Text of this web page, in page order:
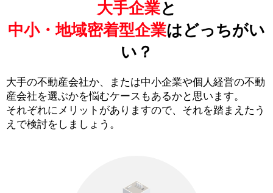
大手企業と
中小・地域密着型企業はどっちがい
い？
大手の不動産会社か、または中小企業や個人経営の不動
産会社を選ぶかを悩むケースもあるかと思います。
それぞれにメリットがありますので、それを踏まえたう
えで検討をしましょう。